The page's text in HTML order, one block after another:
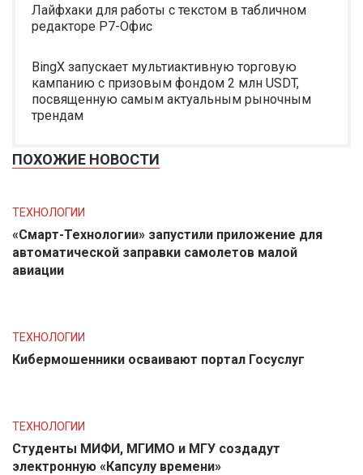
Лайфхаки для работы с текстом в табличном
редакторе Р7-Офис
BingX запускает мультиактивную торговую
кампанию с призовым фондом 2 млн USDT,
посвященную самым актуальным рыночным
трендам
ПОХОЖИЕ НОВОСТИ
ТЕХНОЛОГИИ
«Смарт-Технологии» запустили приложение для
автоматической заправки самолетов малой
авиации
ТЕХНОЛОГИИ
Кибермошенники осваивают портал Госуслуг
ТЕХНОЛОГИИ
Студенты МИФИ, МГИМО и МГУ создадут
электронную «Капсулу времени»